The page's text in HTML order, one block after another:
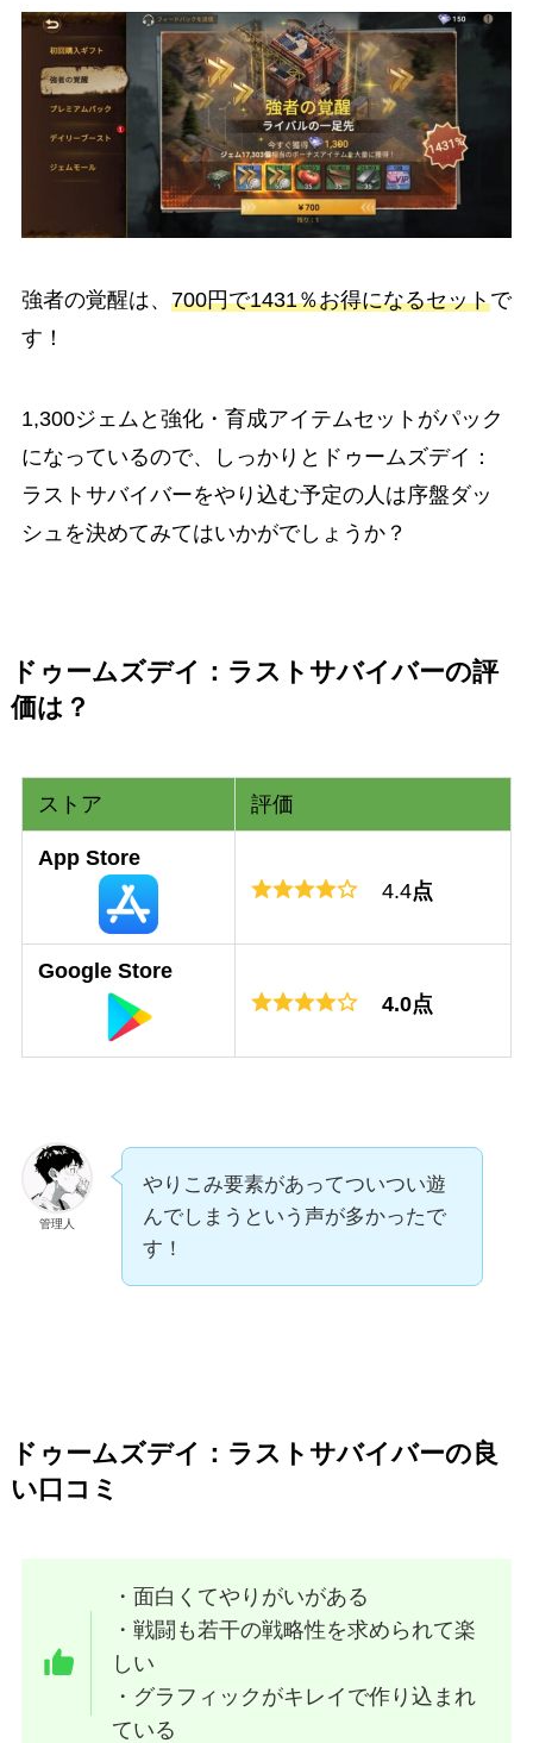
強者の覚醒は、 700円で1431％お得になるセットで
す！
1,300ジェムと強化・育成アイテムセットがパック
になっているので、しっかりとドゥームズデイ：
ラストサバイバーをやり込む予定の人は序盤ダッ
シュを決めてみてはいかがでしょうか？
ドゥームズデイ：ラストサバイバーの評
価は？
ストア 評価
App Store
4.4点
Google Store
4.0点
管理人
やりこみ要素があってついつい遊
んでしまうという声が多かったで
す！
ドゥームズデイ：ラストサバイバーの良
い口コミ
・面白くてやりがいがある
・戦闘も若干の戦略性を求められて楽
しい
・グラフィックがキレイで作り込まれ
ている